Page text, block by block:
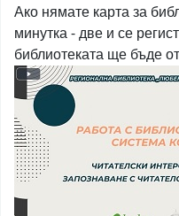
Ако нямате карта за
минутка - две и се
библиотеката ще бъде